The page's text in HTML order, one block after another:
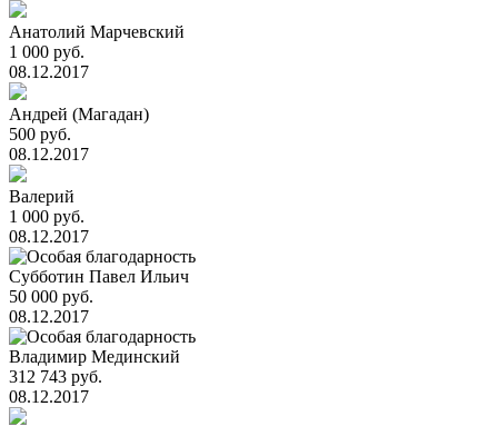
Анатолий Марчевский
1 000 руб.
08.12.2017
Андрей (Магадан)
500 руб.
08.12.2017
Валерий
1 000 руб.
08.12.2017
Субботин Павел Ильич
50 000 руб.
08.12.2017
Владимир Мединский
312 743 руб.
08.12.2017